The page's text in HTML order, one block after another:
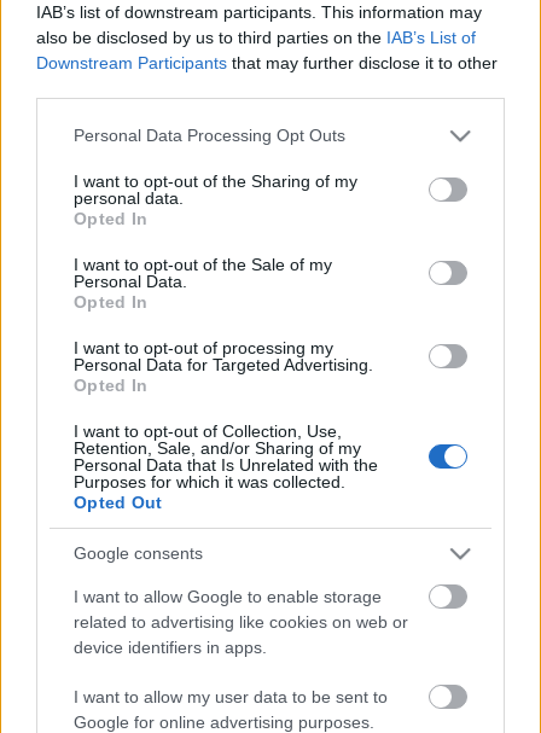
IAB’s list of downstream participants. This information may
also be disclosed by us to third parties on the IAB’s List of
Downstream Participants that may further disclose it to other
Please note that this website/app uses one or more Google
not limited to your visit or usage behaviour. You may click to
grant or deny consent to Google and its third-party tags to
use your data for below specified purposes in below Google
consent section.
Personal Data Processing Opt Outs
I want to opt-out of the Sharing of my
personal data.
Opted In
I want to opt-out of the Sale of my
Personal Data.
Opted In
I want to opt-out of processing my
Personal Data for Targeted Advertising.
Opted In
I want to opt-out of Collection, Use,
Retention, Sale, and/or Sharing of my
Personal Data that Is Unrelated with the
Purposes for which it was collected.
Opted Out
Google consents
I want to allow Google to enable storage
related to advertising like cookies on web or
device identifiers in apps.
I want to allow my user data to be sent to
Google for online advertising purposes.
KÉZMŰVES MESTERSÉGEK TALÁLKOZÓJA A
MAROSVÁSÁRHELYI VÁRBAN
ÍZEI A SKANZENBEN
ÉDESKESERŰ TURNÉ: ERDÉLYI KÖRÚTRA INDUL A
MAGYAR ÁLLAMI NÉPI EGYÜTTES
A bejegyzés trackback címe:
https://kulturpart.hu/api/trackback/id/7925006
értelmében felhasználói tartalomnak
üzemeltetője semmilyen felelősséget